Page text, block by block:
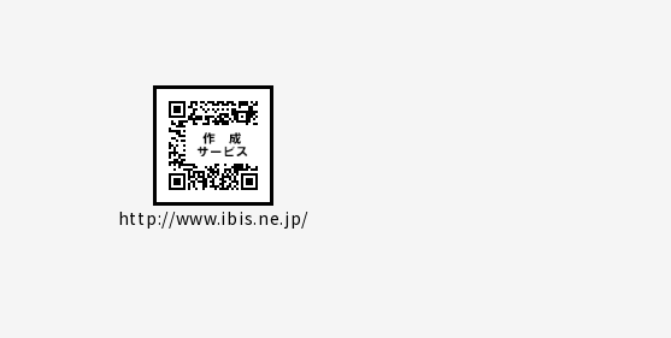
http://www.ibis.ne.jp/